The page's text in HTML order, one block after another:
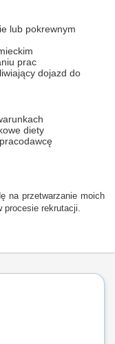
lub pokrewnym
prac
dojazd do
diety
na przetwarzanie moich
procesie rekrutacji.